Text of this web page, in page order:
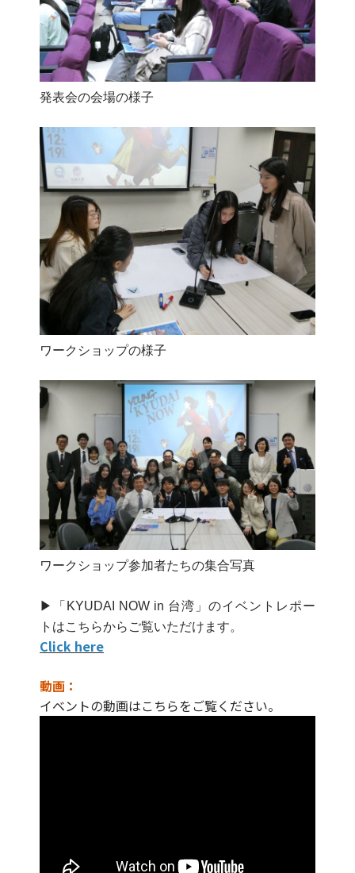
発表会の会場の様子
ワークショップの様子
ワークショップ参加者たちの集合写真
▶「KYUDAI NOW in 台湾」のイベントレポー
トはこちらからご覧いただけます。
Click here
動画：
イベントの動画はこちらをご覧ください。